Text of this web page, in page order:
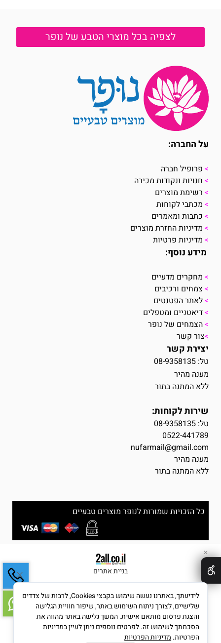
לצפיה בכל מוצרי הטבע של נופר
על החברה:
> פרופיל חברה
> חנויות ונקודות מכירה
> רשימת מוצרים
> מכתבי לקוחות
> כתבות ומאמרים
> מדיניות החזרת מוצרים
> מדיניות פרטיות
מידע נוסף:
> מחקרים מדעיים
> צמחים ורכיבים
>לאתר הפטנטים
>דיאטניים ומטפלים
>הצמחים של נופר
>צור קשר
יצירת קשר
טל: 08-9358135
מענה מהיר
ללא המתנה בתור
שירות לקוחות:
טל: 08-9358135
0522-441789
nufarmail@gmail.com
מענה מהיר
ללא המתנה בתור
כל הזכויות שמורות לנופר מוצרים טבעיים
בניית אתרים
✕
לידיעתך, באתרנו נעשה שימוש בקבצי Cookies, לרבות של צדדים
שלישיים, לצורך ניתוח השימוש באתר, שיפור חוויית הגלישה
והצגת פרסום מותאם אישית. המשך גלישה באתר מהווה את
הסכמתך לשימוש זה. לפרטים נוספים ניתן לעיין במדיניות
הפרטיות. מדיניות הפרטיות